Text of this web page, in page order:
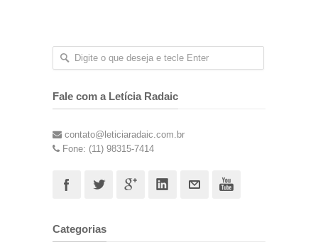
Fale com a Letícia Radaic
contato@leticiaradaic.com.br
Fone: (11) 98315-7414
Categorias